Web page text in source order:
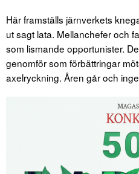
Här framställs järnverkets
ut sagt lata. Mellanchefer och
som lismande opportunister.
genomför som förbättringar
axelryckning. Åren går och